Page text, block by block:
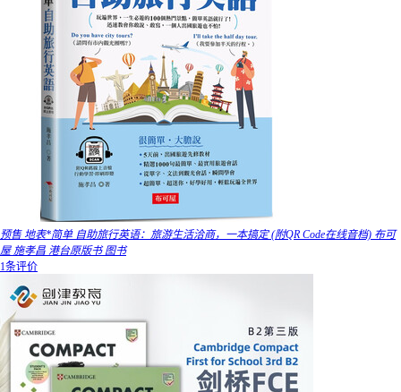
预售 地表*简单 自助旅行英语：旅游生活洽商，一本搞定 (附QR Code在线音档) 布可
屋 施孝昌 港台原版书 图书
1条评价